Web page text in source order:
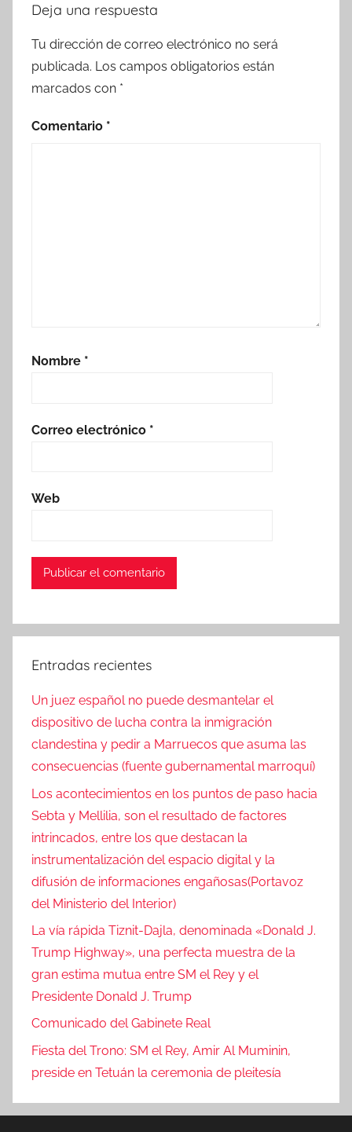
Deja una respuesta
Tu dirección de correo electrónico no será
publicada. Los campos obligatorios están
marcados con *
Comentario *
Nombre *
Correo electrónico *
Web
Entradas recientes
Un juez español no puede desmantelar el
dispositivo de lucha contra la inmigración
clandestina y pedir a Marruecos que asuma las
consecuencias (fuente gubernamental marroquí)
Los acontecimientos en los puntos de paso hacia
Sebta y Mellilia, son el resultado de factores
intrincados, entre los que destacan la
instrumentalización del espacio digital y la
difusión de informaciones engañosas(Portavoz
del Ministerio del Interior)
La vía rápida Tiznit-Dajla, denominada «Donald J.
Trump Highway», una perfecta muestra de la
gran estima mutua entre SM el Rey y el
Presidente Donald J. Trump
Comunicado del Gabinete Real
Fiesta del Trono: SM el Rey, Amir Al Muminin,
preside en Tetuán la ceremonia de pleitesía